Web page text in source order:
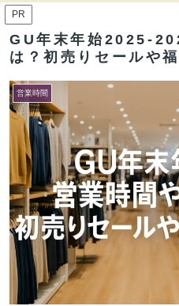
PR
GU年末年始2025-
は？初売りセールや
営業時間